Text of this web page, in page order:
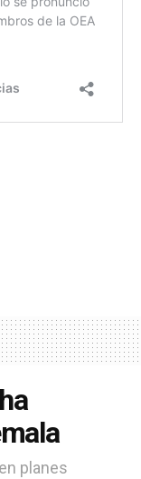
planes